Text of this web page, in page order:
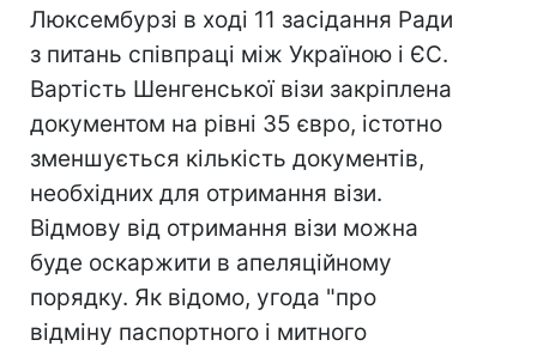
Люксембурзі в ході 11 засідання Ради
з питань співпраці між Україною і ЄС.
Вартість Шенгенської візи закріплена
документом на рівні 35 євро, істотно
зменшується кількість документів,
необхідних для отримання візи.
Відмову від отримання візи можна
буде оскаржити в апеляційному
порядку. Як відомо, угода "про
відміну паспортного і митного